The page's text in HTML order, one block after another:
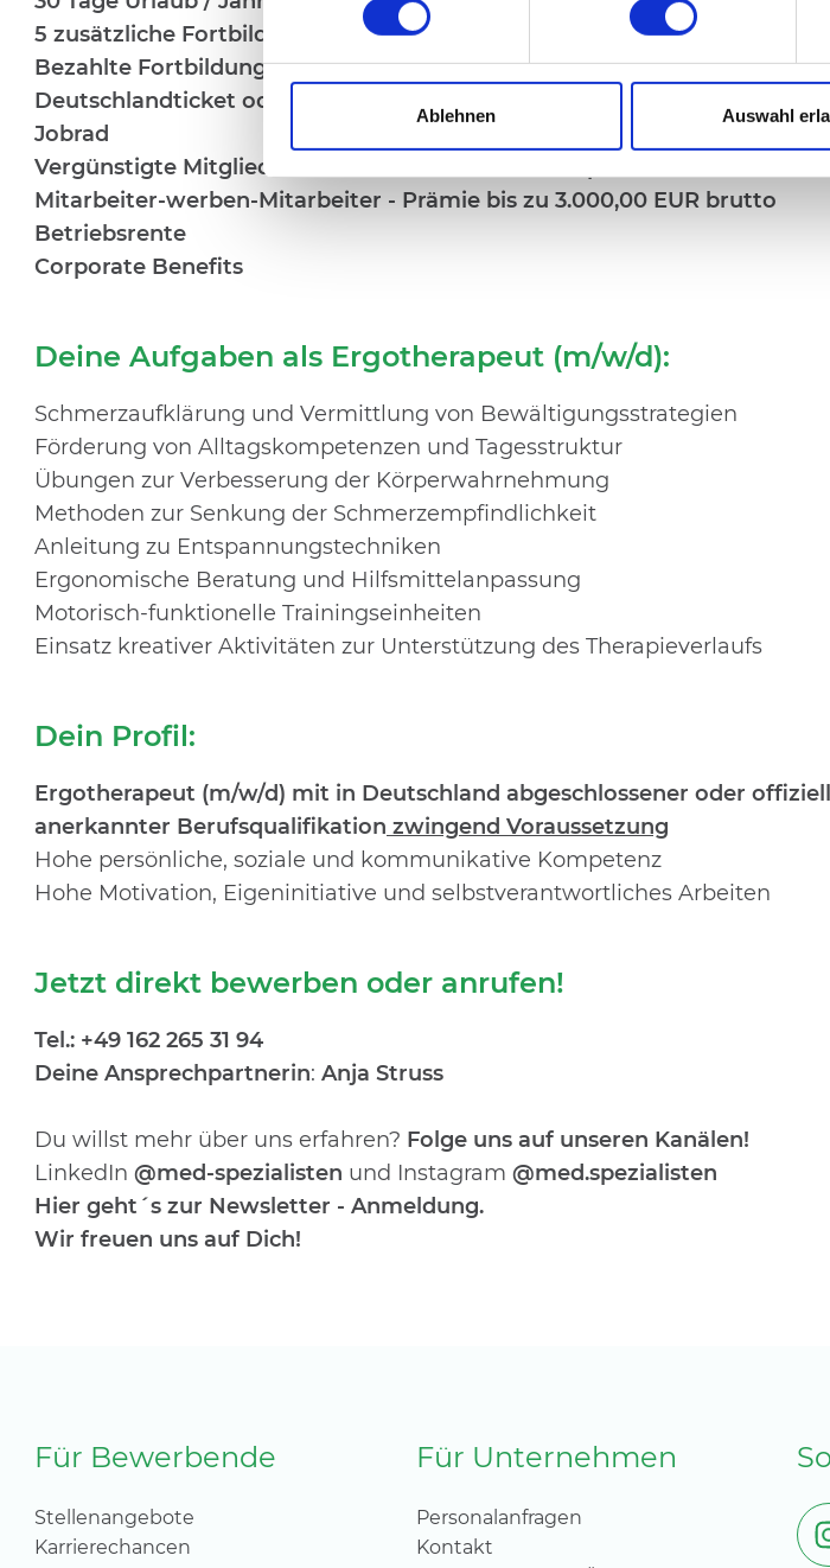
Ablehnen Auswahl
5 zusätzliche Fortbildungstage
Bezahlte Fortbildungen
Deutschlandticket oder Fahrtkostenzuschuss
Jobrad
Vergünstigte Mitgliedschaft in einem namhaften Sport- und
Mitarbeiter-werben-Mitarbeiter - Prämie bis zu 3.000,00 EUR brutto
Betriebsrente
Corporate Benefits
Deine Aufgaben als Ergotherapeut (m/w/d):
Schmerzaufklärung und Vermittlung von Bewältigungsstrategien
Förderung von Alltagskompetenzen und Tagesstruktur
Übungen zur Verbesserung der Körperwahrnehmung
Methoden zur Senkung der Schmerzempfindlichkeit
Anleitung zu Entspannungstechniken
Ergonomische Beratung und Hilfsmittelanpassung
Motorisch‑funktionelle Trainingseinheiten
Einsatz kreativer Aktivitäten zur Unterstützung des Therapieverlaufs
Dein Profil:
Ergotherapeut (m/w/d) mit in Deutschland abgeschlossener oder offiziell
anerkannter Berufsqualifikation zwingend Voraussetzung
Hohe persönliche, soziale und kommunikative Kompetenz
Hohe Motivation, Eigeninitiative und selbstverantwortliches Arbeiten
Jetzt direkt bewerben oder anrufen!
Tel.: +49 162 265 31 94
Deine Ansprechpartnerin: Anja Struss
Du willst mehr über uns erfahren? Folge uns auf unseren Kanälen!
LinkedIn @med-spezialisten und Instagram @med.spezialisten
Hier geht´s zur Newsletter - Anmeldung.
Wir freuen uns auf Dich!
Für Bewerbende
Stellenangebote
Karrierechancen
Für Unternehmen
Personalanfragen
Kontakt